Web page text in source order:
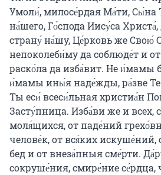
Умоли́, милосе́рдая Ма́ти, Сы́на
на́шего, Го́спода Иису́са
страну́ на́шу, Це́рковь же Свою́
непоколеби́му да соблюде́т и
раско́ла да изба́вит. Не
и́мамы ины́я наде́жды, ра́зве
Ты еси́ всеси́льная христиа́н
Засту́пница. Изба́ви же и всех,
моля́щихся, от паде́ний
челове́к, от вся́ких искуше́ний,
бед и от внеза́пныя сме́рти.
сокруше́ния, смире́ние се́рдца,